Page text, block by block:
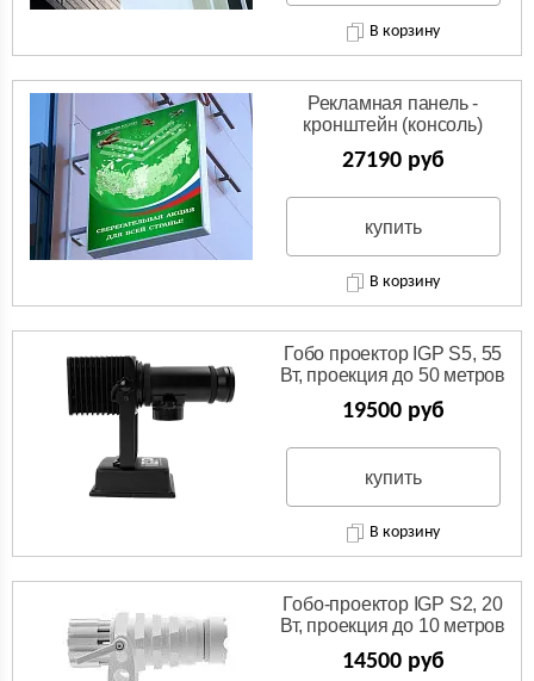
В корзину
Рекламная панель -
кронштейн (консоль)
27190 руб
купить
В корзину
Гобо проектор IGP S5, 55
Вт, проекция до 50 метров
19500 руб
купить
В корзину
Гобо-проектор IGP S2, 20
Вт, проекция до 10 метров
14500 руб